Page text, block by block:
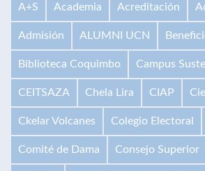
A+S Academia Acreditación
Admisión ALUMNI UCN
Biblioteca Coquimbo Campus
CEITSAZA Chela Lira CIAP
Ckelar Volcanes Colegio Electoral
Comité de Dama Consejo Superior